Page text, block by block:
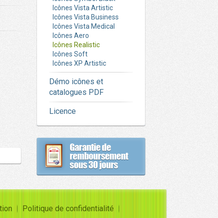
Icônes Vista Artistic
Icônes Vista Business
Icônes Vista Medical
Icônes Aero
Icônes Realistic
Icônes Soft
Icônes XP Artistic
Démo icônes et
catalogues PDF
Licence
Politique de confidentialité